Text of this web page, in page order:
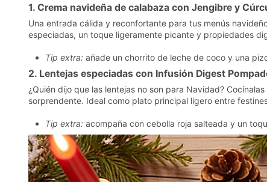
1. Crema navideña de calabaza con Jengibre y
Una entrada cálida y reconfortante para tus menús
especiadas, un toque ligeramente picante y propiedades
Tip extra: añade un chorrito de leche de coco y una
2. Lentejas especiadas con Infusión Digest
¿Quién dijo que las lentejas no son para Navidad?
sorprendente. Ideal como plato principal ligero entre
Tip extra: acompaña con cebolla roja salteada y un